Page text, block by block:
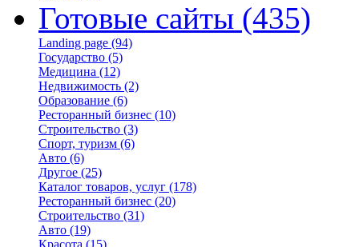
Готовые сайты (435)
Landing page (94)
Государство (5)
Медицина (12)
Недвижимость (2)
Образование (6)
Ресторанный бизнес (10)
Строительство (3)
Спорт, туризм (6)
Авто (6)
Другое (25)
Каталог товаров, услуг (178)
Ресторанный бизнес (20)
Строительство (31)
Авто (19)
Красота (15)